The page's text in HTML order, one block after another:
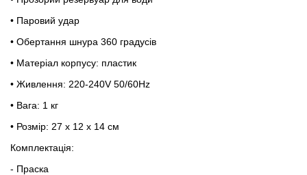
• Паровий удар
• Обертання шнура 360 градусів
• Матеріал корпусу: пластик
• Живлення: 220-240V 50/60Hz
• Вага: 1 кг
• Розмір: 27 x 12 x 14 см
Комплектація:
- Праска